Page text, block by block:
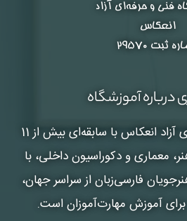
فنی و حرفه‌ای آزاد
انعکاس
ثبت ۲۹۵۷۰
آموزشگاه
آزاد انعکاس
با سابقه‌ای بیش از 11
معماری و دکوراسیون داخلی، با
فارسی‌زبان از سراسر جهان،
آموزش مهارت‌آموزان است.